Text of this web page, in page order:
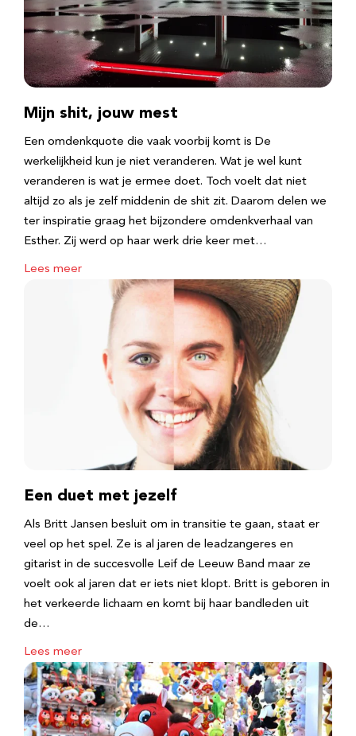
Mijn shit, jouw mest
Een omdenkquote die vaak voorbij komt is De
werkelijkheid kun je niet veranderen. Wat je wel kunt
veranderen is wat je ermee doet. Toch voelt dat niet
altijd zo als je zelf middenin de shit zit. Daarom delen we
ter inspiratie graag het bijzondere omdenkverhaal van
Esther. Zij werd op haar werk drie keer met…
Lees meer
Een duet met jezelf
Als Britt Jansen besluit om in transitie te gaan, staat er
veel op het spel. Ze is al jaren de leadzangeres en
gitarist in de succesvolle Leif de Leeuw Band maar ze
voelt ook al jaren dat er iets niet klopt. Britt is geboren in
het verkeerde lichaam en komt bij haar bandleden uit
de…
Lees meer